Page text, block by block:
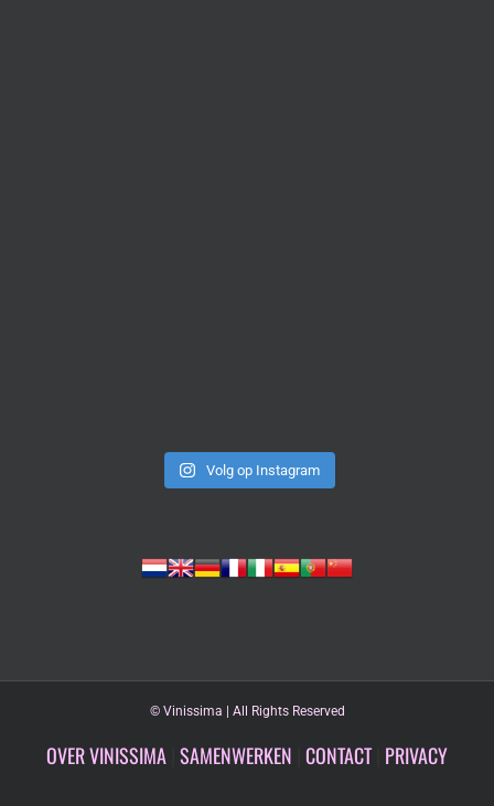
Volg op Instagram
© Vinissima | All Rights Reserved
OVER VINISSIMA SAMENWERKEN CONTACT| PRIVACY